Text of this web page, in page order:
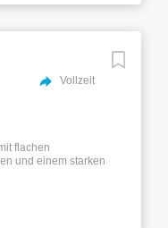
mitbringen
eine
Zulagen und
Kollegen mit
Vollzeit
flachen
und einem starken
Kunden präzise
einen
Deine Aufgaben: